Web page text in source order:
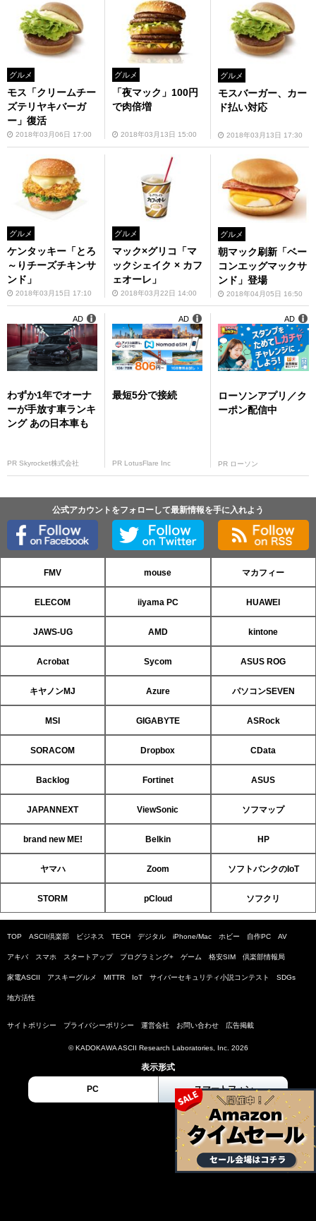
グルメ
モス「クリームチー
ズテリヤキバーガ
ー」復活
2018年03月06日 17:00
グルメ
「夜マック」100円
で肉倍増
2018年03月13日 15:00
グルメ
モスバーガー、カー
ド払い対応
2018年03月13日 17:30
グルメ
ケンタッキー「とろ
～りチーズチキンサ
ンド」
2018年03月15日 17:10
グルメ
マック×グリコ「マ
ックシェイク × カフ
ェオーレ」
2018年03月22日 14:00
グルメ
朝マック刷新「ベー
コンエッグマックサ
ンド」登場
2018年04月05日 16:50
わずか1年でオーナ
ーが手放す車ランキ
ング あの日本車も
PR Skyrocket株式会社
AD
最短5分で接続
PR LotusFlare Inc
AD
ローソンアプリ／ク
ーポン配信中
PR ローソン
AD
公式アカウントをフォローして最新情報を手に入れよう
FMV mouse マカフィー
ELECOM iiyama PC HUAWEI
JAWS-UG AMD kintone
Acrobat Sycom ASUS ROG
キヤノンMJ Azure パソコンSEVEN
MSI GIGABYTE ASRock
SORACOM Dropbox CData
Backlog Fortinet ASUS
JAPANNEXT ViewSonic ソフマップ
brand new ME! Belkin HP
ヤマハ Zoom ソフトバンクのIoT
STORM pCloud ソフクリ
TOP ASCII倶楽部 ビジネス TECH デジタル iPhone/Mac ホビー 自作PC AV
アキバ スマホ スタートアップ プログラミング+ ゲーム 格安SIM 倶楽部情報局
家電ASCII アスキーグルメ MITTR IoT サイバーセキュリティ小説コンテスト SDGs
地方活性
サイトポリシー プライバシーポリシー 運営会社 お問い合わせ 広告掲載
© KADOKAWA ASCII Research Laboratories, Inc. 2026
表示形式
PC スマートフォン